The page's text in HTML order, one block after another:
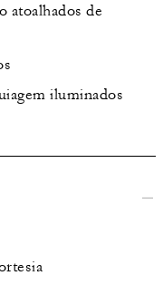
atoalhados de
iluminados